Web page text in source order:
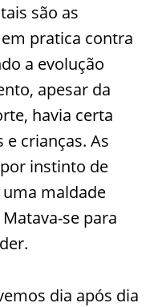
são as
pratica contra
a evolução
apesar da
havia certa
crianças. As
instinto de
maldade
se para
dia após dia